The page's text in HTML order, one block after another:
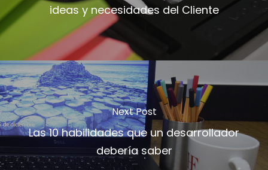
ideas y necesidades del Cliente
Next Post
Las 10 habilidades que un desarrollador
debería saber